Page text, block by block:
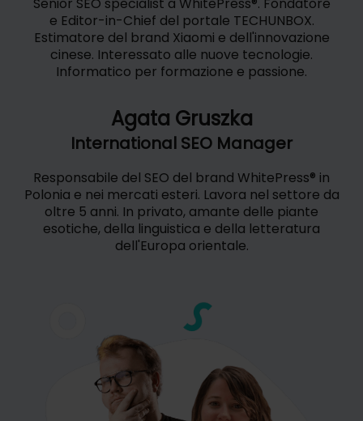
Senior SEO specialist a WhitePress®. Fondatore
e Editor-in-Chief del portale TECHUNBOX.
Estimatore del brand Xiaomi e dell'innovazione
cinese. Interessato alle nuove tecnologie.
Informatico per formazione e passione.
Agata Gruszka
International SEO Manager
Responsabile del SEO del brand WhitePress® in
Polonia e nei mercati esteri. Lavora nel settore da
oltre 5 anni. In privato, amante delle piante
esotiche, della linguistica e della letteratura
dell'Europa orientale.